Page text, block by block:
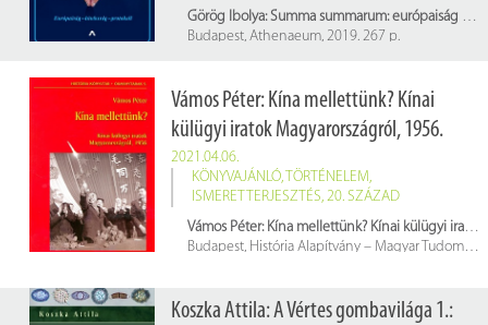
Görög Ibolya: Summa summarum: európaiság – hitelesség – protokoll
Budapest, Athenaeum, 2019. 267 p.
Vámos Péter: Kína mellettünk? Kínai
külügyi iratok Magyarországról, 1956.
2021.04.06.
KÖNYVAJÁNLÓ,TÖRTÉNELEM,
ISMERETTERJESZTÉS, 20. SZÁZAD
Vámos Péter: Kína mellettünk? Kínai külügyi iratok Magyarországról, 1956.
Budapest, História Alapítvány – Magyar Tudományos Akadémia Történettudományi Intézet, 2008. 380 p.
Koszka Attila: A Vértes gombavilága 1.: